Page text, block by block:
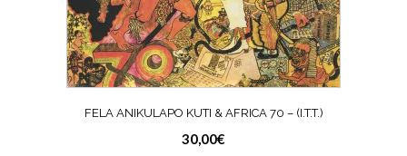
FELA ANIKULAPO KUTI & AFRICA 70 ‎– (I.T.T.)
30,00€